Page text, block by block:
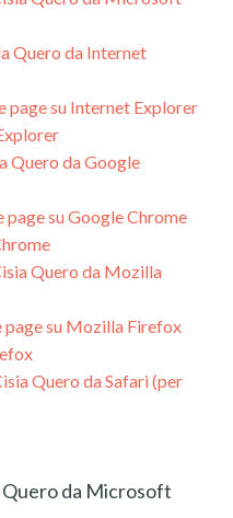
Quero da Internet
page su Internet Explorer
Quero da Google
page su Google Chrome
Quero da Mozilla
page su Mozilla Firefox
Quero da Safari (per
Quero da Microsoft